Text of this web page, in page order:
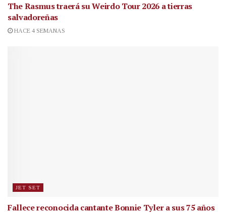
The Rasmus traerá su Weirdo Tour 2026 a tierras
salvadoreñas
HACE 4 SEMANAS
JET SET
Fallece reconocida cantanteBonnie Tyler a sus 75 años